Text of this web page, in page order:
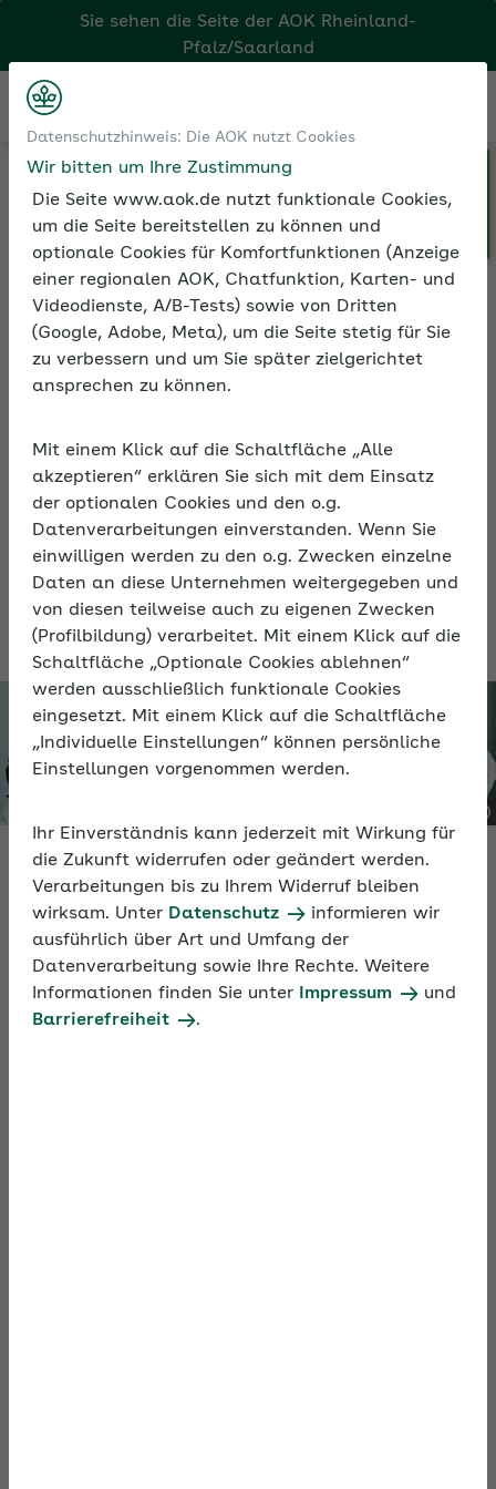
Datenschutzhinweis: Die AOK nutzt Cookies
Wir bitten um Ihre Zustimmung
Die Seite www.aok.de nutzt funktionale Cookies,
um die Seite bereitstellen zu können und
optionale Cookies für Komfortfunktionen (Anzeige
einer regionalen AOK, Chatfunktion, Karten- und
Videodienste, A/B-Tests) sowie von Dritten
(Google, Adobe, Meta), um die Seite stetig für Sie
zu verbessern und um Sie später zielgerichtet
ansprechen zu können.
Mit einem Klick auf die Schaltfläche „Alle
akzeptieren“ erklären Sie sich mit dem Einsatz
der optionalen Cookies und den o.g.
Datenverarbeitungen einverstanden. Wenn Sie
einwilligen werden zu den o.g. Zwecken einzelne
Daten an diese Unternehmen weitergegeben und
von diesen teilweise auch zu eigenen Zwecken
(Profilbildung) verarbeitet. Mit einem Klick auf die
Schaltfläche „Optionale Cookies ablehnen“
werden ausschließlich funktionale Cookies
eingesetzt. Mit einem Klick auf die Schaltfläche
„Individuelle Einstellungen“ können persönliche
Einstellungen vorgenommen werden.
Ihr Einverständnis kann jederzeit mit Wirkung für
die Zukunft widerrufen oder geändert werden.
Verarbeitungen bis zu Ihrem Widerruf bleiben
wirksam. Unter Datenschutz
informieren wir
ausführlich über Art und Umfang der
Datenverarbeitung sowie Ihre Rechte. Weitere
Informationen finden Sie unter
Impressum
und
Barrierefreiheit
.
Sie sehen die Seite der AOK Rheinland-
Pfalz/Saarland
Klicken Sie hier, wenn Sie Ihre
AOK/Region wechseln möchten.
Medien und Seminare
Seminarvideos
Seminarvideos Sozialversicherung
Seminarvideo: Beschäftigte Studierende
Seminarvideo:
Beschäftigte Studierende
ein Studium oder ein Praktikum
absolvieren und haben Fragen, wie Sie
diese Arbeitsverhältnisse richtig bewerten
sollen? Erfahren Sie alles Wissenswerte
dazu in der Aufzeichnung des Online-
Seminars.
Video
Beschäftigte Studierende